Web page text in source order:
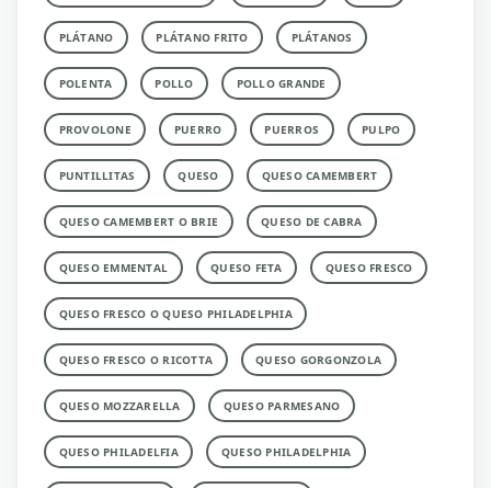
PLÁTANO PLÁTANO FRITO PLÁTANOS
POLENTA POLLO POLLO GRANDE
PROVOLONE PUERRO PUERROS PULPO
PUNTILLITAS QUESO QUESO CAMEMBERT
QUESO CAMEMBERT O BRIE QUESO DE CABRA
QUESO EMMENTAL QUESO FETA QUESO FRESCO
QUESO FRESCO O QUESO PHILADELPHIA
QUESO FRESCO O RICOTTA QUESO GORGONZOLA
QUESO MOZZARELLA QUESO PARMESANO
QUESO PHILADELFIA QUESO PHILADELPHIA